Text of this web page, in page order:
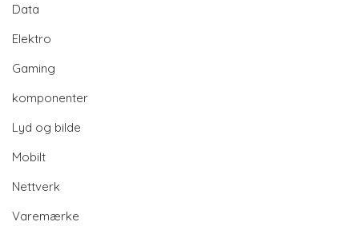
Data
Elektro
Gaming
komponenter
Lyd og bilde
Mobilt
Nettverk
Varemærke